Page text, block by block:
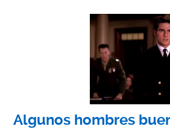
Algunos hombres